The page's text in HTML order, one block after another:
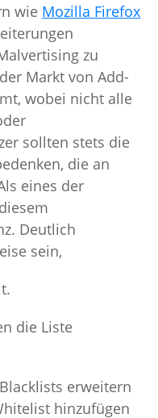
wie Mozilla Firefox
zu
Markt von Add-
wobei nicht alle
sollten stets die
die an
eines der
Deutlich
sein,
die Liste
erweitern
hinzufügen